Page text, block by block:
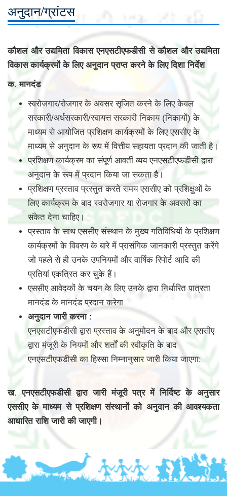
अनुदान/ग्रांटस
कौशल और उद्यमिता विकास एनएसटीएफडीसी से कौशल और उद्यमिता
विकास कार्यक्रमों के लिए अनुदान प्राप्त करने के लिए दिशा निर्देश
क. मानदंड
स्वरोजगार/रोजगार के अवसर सृजित करने के लिए केवल
सरकारी/अर्धसरकारी/स्वायत्त सरकारी निकाय (निकायों) के
माध्यम से आयोजित प्रशिक्षण कार्यक्रमों के लिए एससीए के
माध्यम से अनुदान के रूप में वित्तीय सहायता प्रदान की जाती है।
प्रशिक्षण कार्यक्रम का संपूर्ण आवर्ती व्यय एनएसटीएफडीसी द्वारा
अनुदान के रूप में प्रदान किया जा सकता है।
प्रशिक्षण प्रस्ताव प्रस्तुत करते समय एससीए को प्रशिक्षुओं के
लिए कार्यक्रम के बाद स्वरोजगार या रोजगार के अवसरों का
संकेत देना चाहिए।
प्रस्ताव के साथ एससीए संस्थान के मुख्य गतिविधियों के प्रशिक्षण
कार्यक्रमों के विवरण के बारे में प्रासंगिक जानकारी प्रस्तुत करेंगे
जो पहले से ही उनके उपनियमों और वार्षिक रिपोर्ट आदि की
प्रतियां एकत्रित कर चुके हैं।
एससीए आवेदकों के चयन के लिए उनके द्वारा निर्धारित पात्रता
मानदंड के मानदंड प्रदान करेगा
अनुदान जारी करना :
एनएसटीएफडीसी द्वारा प्रस्ताव के अनुमोदन के बाद और एससीए
द्वारा मंजूरी के नियमों और शर्तों की स्वीकृति के बाद
एनएसटीएफडीसी का हिस्सा निम्नानुसार जारी किया जाएगा:
ख. एनएसटीएफडीसी द्वारा जारी मंजूरी पत्र में निर्दिष्ट के अनुसार
एससीए के माध्यम से प्रशिक्षण संस्थानों को अनुदान की आवश्यकता
आधारित राशि जारी की जाएगी।